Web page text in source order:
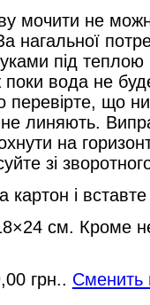
мочити не
нагальної
під
вода не
що
линяють.
на
зі
картон і
см. Кроме
грн.. Сменить